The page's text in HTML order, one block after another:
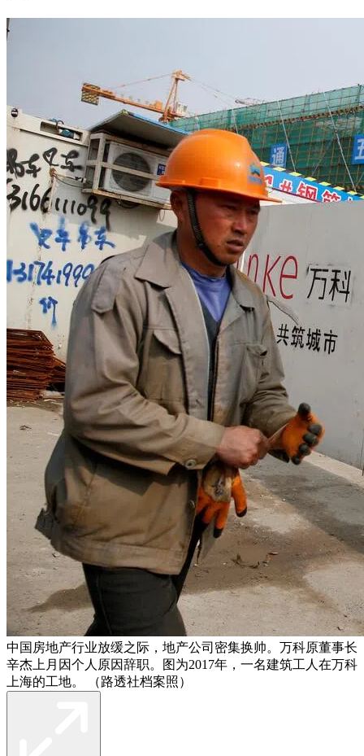
中国房地产行业放缓之际，地产公司密集换帅。万科原董事长
辛杰上月因个人原因辞职。图为2017年，一名建筑工人在万科
上海的工地。 （路透社档案照）